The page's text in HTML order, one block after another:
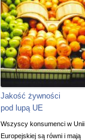
Jakość żywności
pod lupą UE
Wszyscy konsumenci w Unii
Europejskiej są równi i mają